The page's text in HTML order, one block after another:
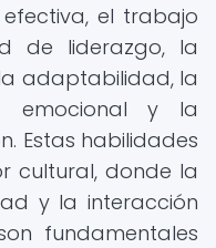
el trabajo
de liderazgo, la
adaptabilidad, la
emocional y la
Estas habilidades
cultural, donde la
y la interacción
fundamentales